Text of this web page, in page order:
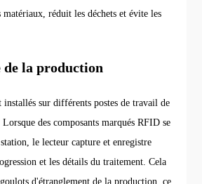
matériaux, réduit les déchets et évite les
la production
sur différents postes de travail de
des composants marqués RFID se
le lecteur capture et enregistre
et les détails du traitement. Cela
d'étranglement de la production, ce